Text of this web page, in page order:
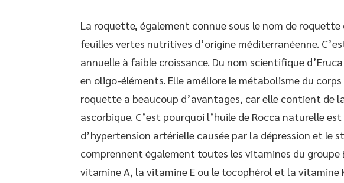
La roquette, également connue sous le nom de roquette
feuilles vertes nutritives d’origine méditerranéenne.
annuelle à faible croissance. Du nom scientifique
en oligo-éléments. Elle améliore le métabolisme du
roquette a beaucoup d’avantages, car elle contient de
ascorbique. C’est pourquoi l’huile de Rocca naturelle
d’hypertension artérielle causée par la dépression et le
comprennent également toutes les vitamines du groupe
vitamine A, la vitamine E ou le tocophérol et la vitamine